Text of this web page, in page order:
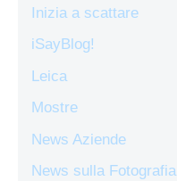
Inizia a scattare
iSayBlog!
Leica
Mostre
News Aziende
News sulla Fotografia